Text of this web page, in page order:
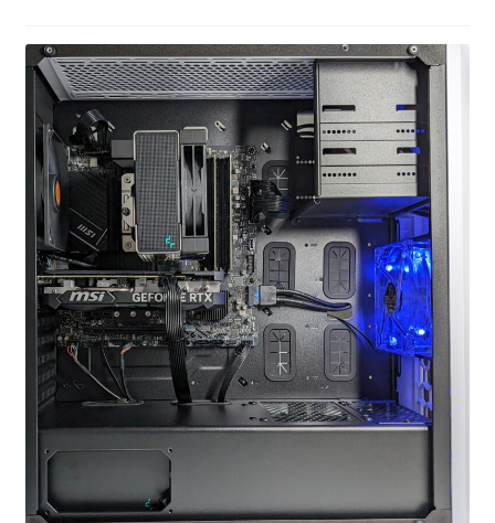
お問い合わせ
フルカスタマイズ相談
みんなのPC組立履歴
ご使用時にあたって